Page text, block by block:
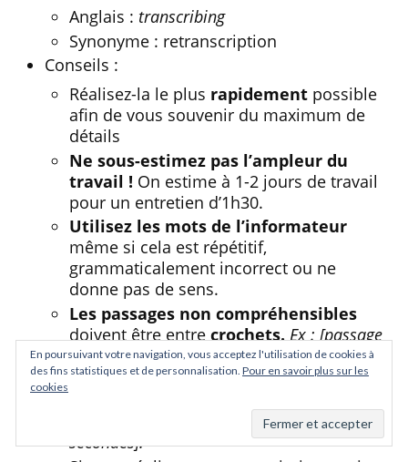
Anglais : transcribing
Synonyme : retranscription
Conseils :
Réalisez-la le plus rapidementpossible
afin de vous souvenir du maximum de
détails
Ne sous-estimez pas l’ampleur du
travail ! On estime à 1-2 jours de travail
pour un entretien d’1h30.
Utilisez les mots de l’informateur
même si cela est répétitif,
grammaticalement incorrect ou ne
donne pas de sens.
Les passages non compréhensibles
doivent être entrecrochets. Ex : [passage
non compréhensible]
N’oubliez pas d’y ajouter deséléments
Ex : [rire], [silence durant 20
secondes].
En poursuivant votre navigation, vous acceptez l'utilisation de cookies à
des fins statistiques et de personnalisation. Pour en savoir plus sur les
cookies